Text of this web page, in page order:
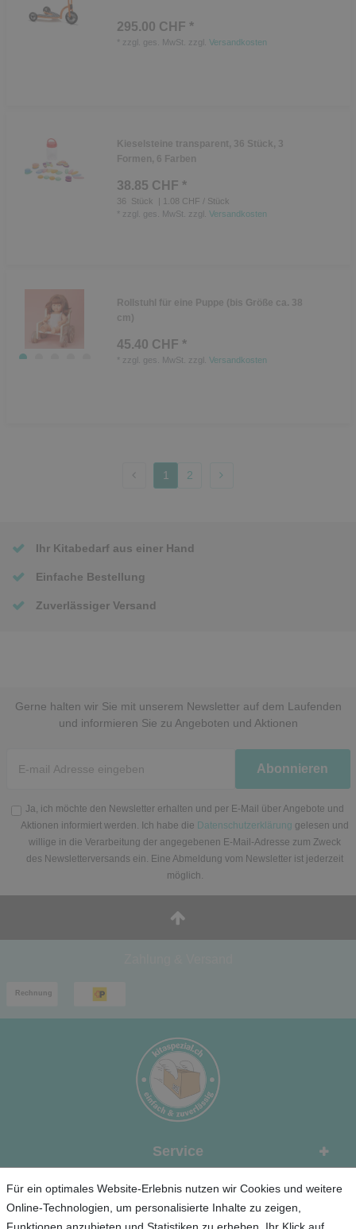
295.00 CHF *
zzgl. ges. MwSt. zzgl. Versandkosten
Kieselsteine transparent, 36 Stück, 3
Formen, 6 Farben
38.85 CHF *
36 Stück
| 1.08 CHF / Stück
zzgl. ges. MwSt. zzgl. Versandkosten
Rollstuhl für eine Puppe (bis Größe ca. 38
cm)
45.40 CHF *
zzgl. ges. MwSt. zzgl. Versandkosten
1 2
Ihr Kitabedarf aus einer Hand
Einfache Bestellung
Zuverlässiger Versand
Gerne halten wir Sie mit unserem Newsletter auf dem Laufenden
und informieren Sie zu Angeboten und Aktionen
Honig
Abonnieren
Ja, ich möchte den Newsletter erhalten und per E-Mail über Angebote und
Aktionen informiert werden. Ich habe die Datenschutzerklärung gelesen und
willige in die Verarbeitung der angegebenen E-Mail-Adresse zum Zweck
des Newsletterversands ein. Eine Abmeldung vom Newsletter ist jederzeit
möglich.
Für ein optimales Website-Erlebnis nutzen wir Cookies und weitere
Online-Technologien, um personalisierte Inhalte zu zeigen,
Service
Unternehmen